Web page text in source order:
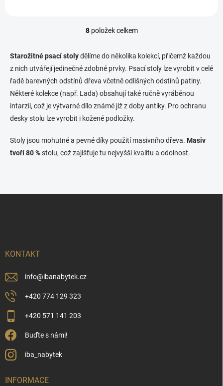
O
l
d
a
c
í
p
r
k
y
v
s
8položek celkem
Starožitné psací stolydělíme do několika kolekcí, přičemž každou
z nich utvářejí jedinečné zdobné prvky. Psací stoly lze vyrobit v celé
řadě barevných odstínů dřeva včetně odlišných odstínů patiny.
Některé kolekce (např. Lada) obsahují také ručně vyráběnou
intarzii, což je výtvarné dílo známé již z doby antiky. Pro ochranu
desky stolu lze vyrobit i kožené podložky.
Stoly jsou mohutné a pevné díky použití masivního dřeva. Masiv
tvoří 80 %stolu, což zajišťuje tu nejvyšší kvalitu a odolnost.
KONTAKT
info@ibanabytek.cz
+420 774 129 323
+420 571 141 203
Buďte s námi!
iba_nabytek
INFORMACE